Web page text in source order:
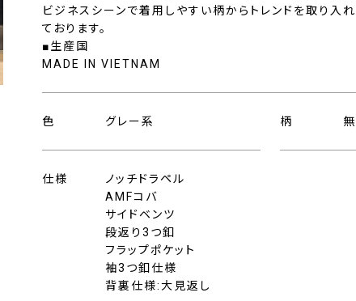
ビジネスシーンで着用しやすい柄からトレンドを取り入
ております。
■生産国
MADE IN VIETNAM
色 グレー系 柄
仕様
ノッチドラペル
AMFコバ
サイドベンツ
段返り3つ釦
フラップポケット
袖3つ釦仕様
背裏仕様:大見返し